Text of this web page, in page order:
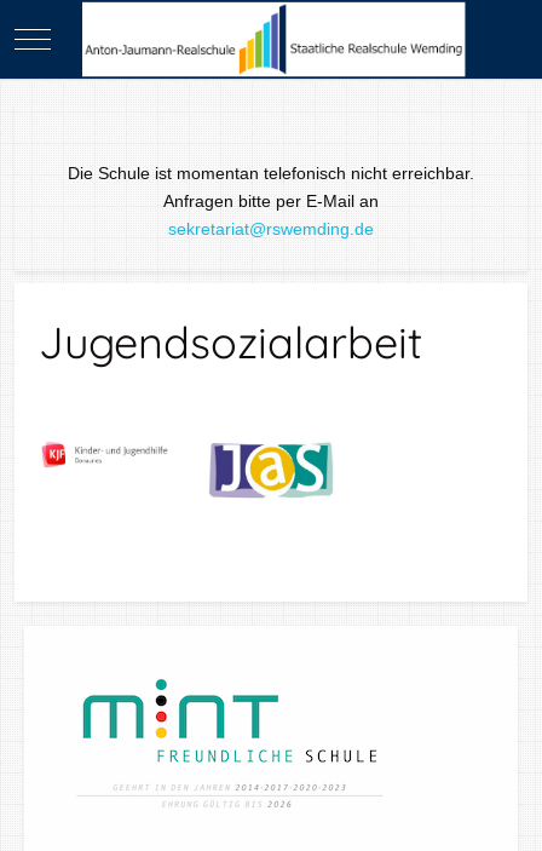
Mobile Menu Toggle
Die Schule ist momentan telefonisch nicht erreichbar.
Anfragen bitte per E-Mail an
sekretariat@rswemding.de
Jugendsozialarbeit